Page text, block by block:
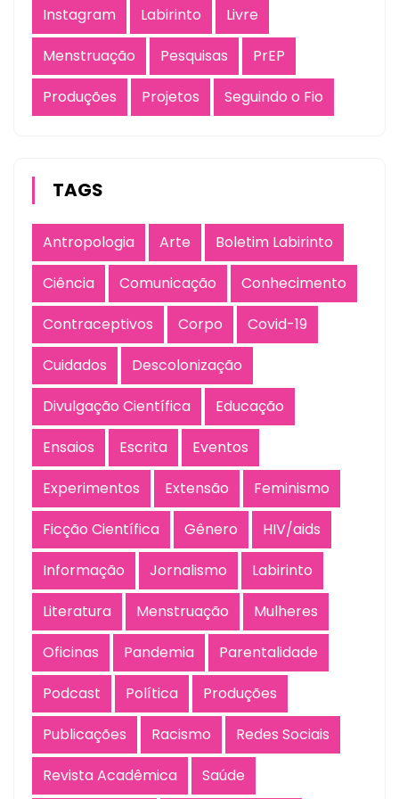
Instagram Labirinto
Livre
Menstruação
Pesquisas
PrEP
Produções
Projetos Seguindo o Fio
TAGS
Antropologia Arte
Boletim Labirinto
Ciência
Comunicação
Conhecimento
Contraceptivos
Corpo
Covid-19
Cuidados
Descolonização
Divulgação Científica
Educação
Ensaios
Escrita
Eventos
Experimentos
Extensão
Feminismo
Ficção Científica
Gênero
HIV/aids
Informação
Jornalismo
Labirinto
Literatura
Menstruação
Mulheres
Oficinas
Pandemia
Parentalidade
Podcast
Política
Produções
Publicações
Racismo
Redes Sociais
Revista Acadêmica
Saúde